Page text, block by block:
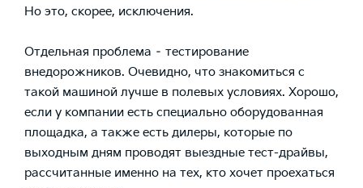
Но это, скорее, исключения.
Отдельная проблема – тестирование
внедорожников. Очевидно, что знакомиться с
такой машиной лучше в полевых условиях. Хорошо,
если у компании есть специально оборудованная
площадка, а также есть дилеры, которые по
выходным дням проводят выездные тест-драйвы,
рассчитанные именно на тех, кто хочет проехаться